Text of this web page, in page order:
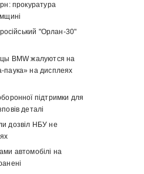
прокуратура
російський "Орлан-30"
BMW жалуются на
паука» на дисплеях
підтримки для
деталі
дозвіл НБУ не
автомобілі на